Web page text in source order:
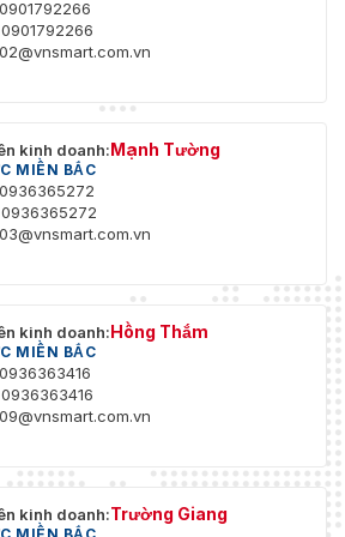
hiện chuyển động (hỗ trợ kích hoạt báo
loại mục tiêu cụ thể (người và phương
báo giả mạo video, ngoại lệ
VDC ± 25%, 0.4 A, tối đa 5 W, đầu cắm nguồn
trước: kim loại, thân: nhựa, giá đỡ: kim loại
mm × 80.7 mm × 205.6 mm (3.3" × 3.2" ×
mm × 125 mm × 125 mm (10.2" × 4.9" × 4.9")
kinh doanh:Mạnh Tường
MIỀN BẮC
kinh doanh:Hồng Thắm
MIỀN BẮC
kinh doanh:Trường Giang